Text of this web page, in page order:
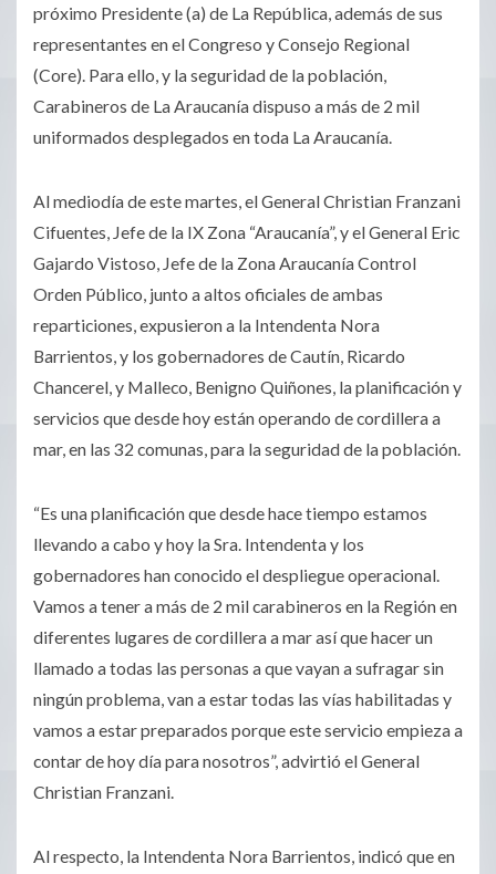
próximo Presidente (a) de La República, además de sus
representantes en el Congreso y Consejo Regional
(Core). Para ello, y la seguridad de la población,
Carabineros de La Araucanía dispuso a más de 2 mil
uniformados desplegados en toda La Araucanía.
Al mediodía de este martes, el General Christian Franzani
Cifuentes, Jefe de la IX Zona “Araucanía”, y el General Eric
Gajardo Vistoso, Jefe de la Zona Araucanía Control
Orden Público, junto a altos oficiales de ambas
reparticiones, expusieron a la Intendenta Nora
Barrientos, y los gobernadores de Cautín, Ricardo
Chancerel, y Malleco, Benigno Quiñones, la planificación y
servicios que desde hoy están operando de cordillera a
mar, en las 32 comunas, para la seguridad de la población.
“Es una planificación que desde hace tiempo estamos
llevando a cabo y hoy la Sra. Intendenta y los
gobernadores han conocido el despliegue operacional.
Vamos a tener a más de 2 mil carabineros en la Región en
diferentes lugares de cordillera a mar así que hacer un
llamado a todas las personas a que vayan a sufragar sin
ningún problema, van a estar todas las vías habilitadas y
vamos a estar preparados porque este servicio empieza a
contar de hoy día para nosotros”, advirtió el General
Christian Franzani.
Al respecto, la Intendenta Nora Barrientos, indicó que en